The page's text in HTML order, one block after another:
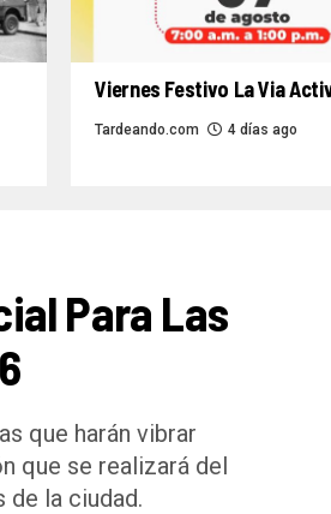
Viernes Festivo La Via
Tardeando.com 4 días ago
Para Las
que harán vibrar
que se realizará del
la ciudad.